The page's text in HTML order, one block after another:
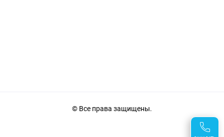
© Все права защищены.